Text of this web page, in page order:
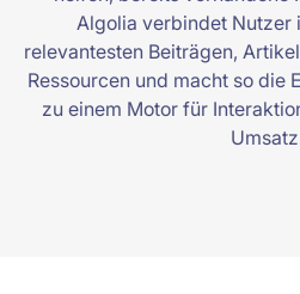
Algolia verbindet Nutzer
relevantesten Beiträgen,
Ressourcen und macht so die
zu einem Motor für